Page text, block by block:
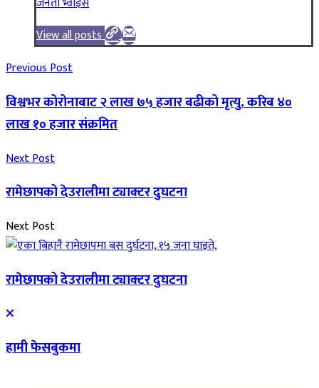
View all posts
Previous Post
विश्वभर कोरोनाबाट २ लाख ७५ हजार बढीको मृत्यु, करिब ४०
लाख १० हजार संक्रमित
Next Post
रामेछापको देउरालीमा ट्याक्टर दुघटना
Next Post
रामेछापको देउरालीमा ट्याक्टर दुघटना
हामी फेसबुकमा